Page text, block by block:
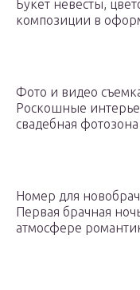
Букет невесты,
композиции в
Фото и видео
Роскошные
свадебная фотозона
Номер для
Первая брачная
атмосфере